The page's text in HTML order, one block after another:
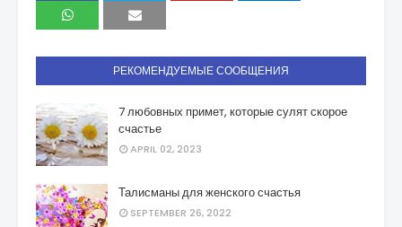
РЕКОМЕНДУЕМЫЕ СООБЩЕНИЯ
7 любовных примет, которые сулят скорое
счастье
APRIL 02, 2023
Талисманы для женского счастья
SEPTEMBER 26, 2022